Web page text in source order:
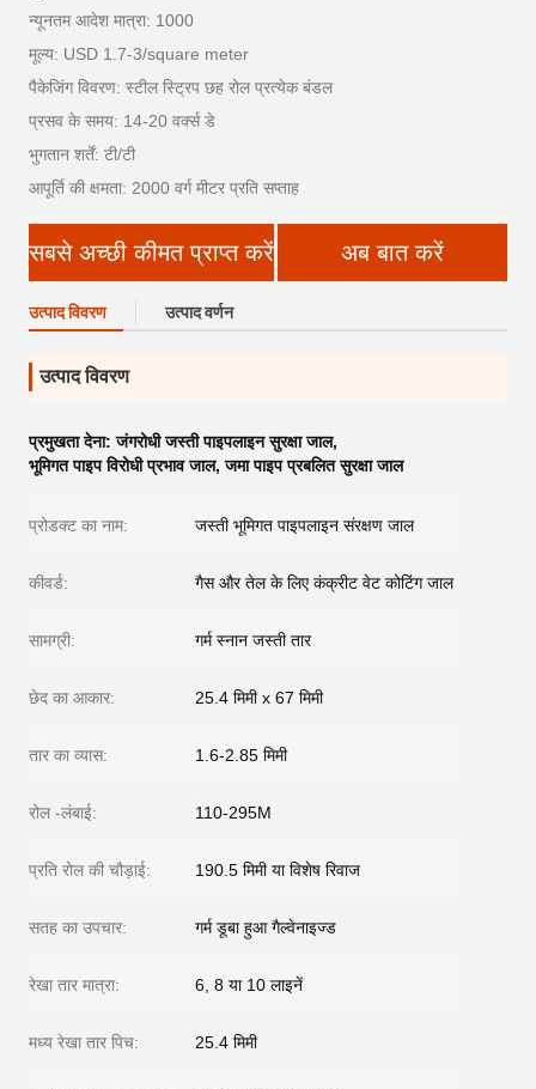
न्यूनतम आदेश मात्रा: 1000
मूल्य: USD 1.7-3/square meter
पैकेजिंग विवरण: स्टील स्ट्रिप छह रोल प्रत्येक बंडल
प्रसव के समय: 14-20 वर्क्स डे
भुगतान शर्तें: टी/टी
आपूर्ति की क्षमता: 2000 वर्ग मीटर प्रति सप्ताह
सबसे अच्छी कीमत प्राप्त करें अब बात करें
उत्पाद विवरण उत्पाद वर्णन
उत्पाद विवरण
प्रमुखता देना:जंगरोधी जस्ती पाइपलाइन सुरक्षा जाल,
भूमिगत पाइप विरोधी प्रभाव जाल,जमा पाइप प्रबलित सुरक्षा जाल
प्रोडक्ट का नाम: जस्ती भूमिगत पाइपलाइन संरक्षण जाल
कीवर्ड: गैस और तेल के लिए कंक्रीट वेट कोटिंग जाल
सामग्री: गर्म स्नान जस्ती तार
छेद का आकार: 25.4 मिमी x 67 मिमी
तार का व्यास: 1.6-2.85 मिमी
रोल -लंबाई: 110-295M
प्रति रोल की चौड़ाई: 190.5 मिमी या विशेष रिवाज
सतह का उपचार: गर्म डूबा हुआ गैल्वेनाइज्ड
रेखा तार मात्रा: 6, 8 या 10 लाइनें
मध्य रेखा तार पिच: 25.4 मिमी